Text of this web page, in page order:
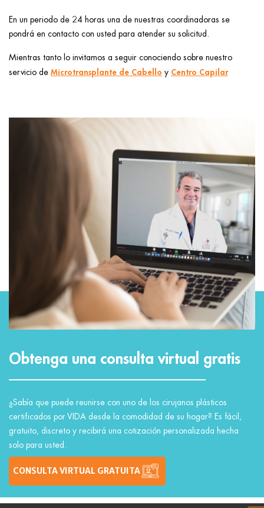
menu
En un periodo de 24 horas una de nuestras coordinadoras se
pondrá en contacto con usted para atender su solicitud.
Mientras tanto lo invitamos a seguir conociendo sobre nuestro
servicio de Microtransplante de Cabello y Centro Capilar
Obtenga una consulta virtual gratis
¿Sabía que puede reunirse con uno de los cirujanos plásticos
certificados por VIDA desde la comodidad de su hogar? Es fácil,
gratuito, discreto y recibirá una cotización personalizada hecha
solo para usted.
CONSULTA VIRTUAL GRATUITA